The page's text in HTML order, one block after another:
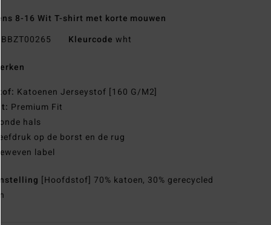
8-16 Wit T-shirt met korte mouwen
EBBZT00265 Kleurcode wht
Stof: Katoenen Jerseystof [160 G/M2]
Fit: Premium Fit
Ronde hals
Zeefdruk op de borst en de rug
Geweven label
[Hoofdstof] 70% katoen, 30% gerecycled